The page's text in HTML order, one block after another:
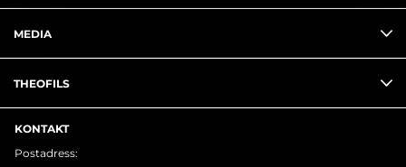
MEDIA
THEOFILS
KONTAKT
Postadress: